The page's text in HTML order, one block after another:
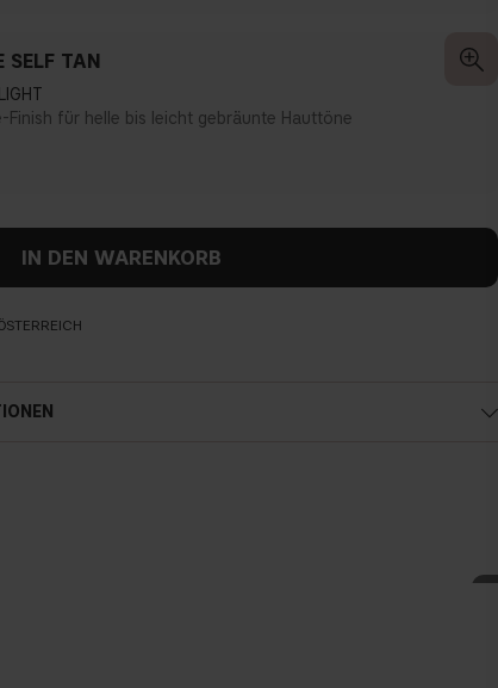
SELF TAN
Finish für helle bis leicht gebräunte Hauttöne
IN DEN WARENKORB